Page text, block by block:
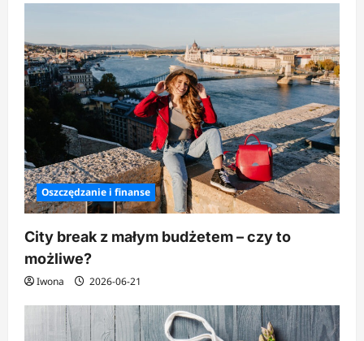
Oszczędzanie i finanse
City break z małym budżetem – czy to
możliwe?
Iwona 2026-06-21